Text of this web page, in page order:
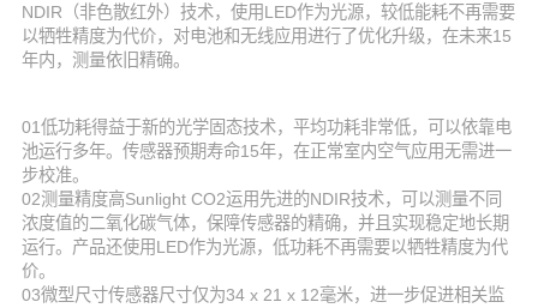
NDIR（非色散红外）技术，使用LED作为光源，较低能耗不再需要
以牺牲精度为代价，对电池和无线应用进行了优化升级，在未来15
年内，测量依旧精确。
01低功耗得益于新的光学固态技术，平均功耗非常低，可以依靠电
池运行多年。传感器预期寿命15年，在正常室内空气应用无需进一
步校准。
02测量精度高Sunlight CO2运用先进的NDIR技术，可以测量不同
浓度值的二氧化碳气体，保障传感器的精确，并且实现稳定地长期
运行。产品还使用LED作为光源，低功耗不再需要以牺牲精度为代
价。
03微型尺寸传感器尺寸仅为34 x 21 x 12毫米，进一步促进相关监